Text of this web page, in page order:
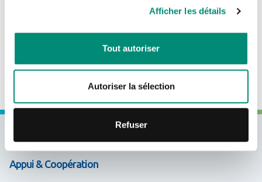
Afficher les détails
Tout autoriser
Autoriser la sélection
Refuser
et venez poser vos questions à nos experts.
Expertises & Solutions
Appui & Coopération
CRÉER UN COMPTE